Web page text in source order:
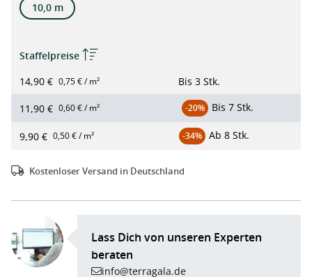
10,0 m
Staffelpreise
14,90 € 0,75 € / m² Bis 3 Stk.
11,90 € 0,60 € / m² -20% Bis 7 Stk.
9,90 € 0,50 € / m² -34% Ab 8 Stk.
Kostenloser Versand in Deutschland
Lass Dich von unseren Experten
beraten
info@terragala.de